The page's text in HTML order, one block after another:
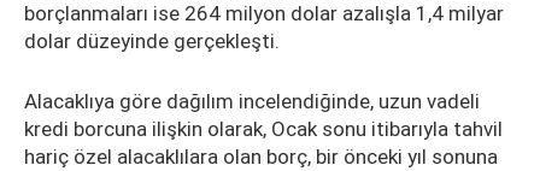
borçlanmaları ise 264 milyon dolar azalışla 1,4 milyar
dolar düzeyinde gerçekleşti.
Alacaklıya göre dağılım incelendiğinde, uzun vadeli
kredi borcuna ilişkin olarak, Ocak sonu itibarıyla tahvil
hariç özel alacaklılara olan borç, bir önceki yıl sonuna